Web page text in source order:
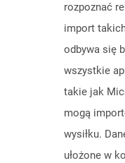
rozpoznać
import
odbywa się
wszystkie
takie jak
mogą
wysiłku.
ułożone w